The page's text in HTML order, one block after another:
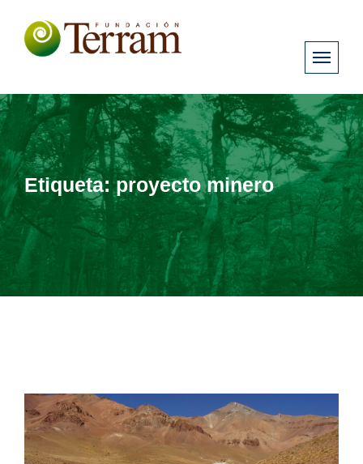
Etiqueta:proyecto minero